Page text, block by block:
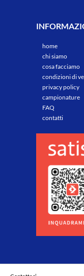
home
chi siamo
cosa facciamo
condizioni di
privacy policy
campionature
FAQ
contatti